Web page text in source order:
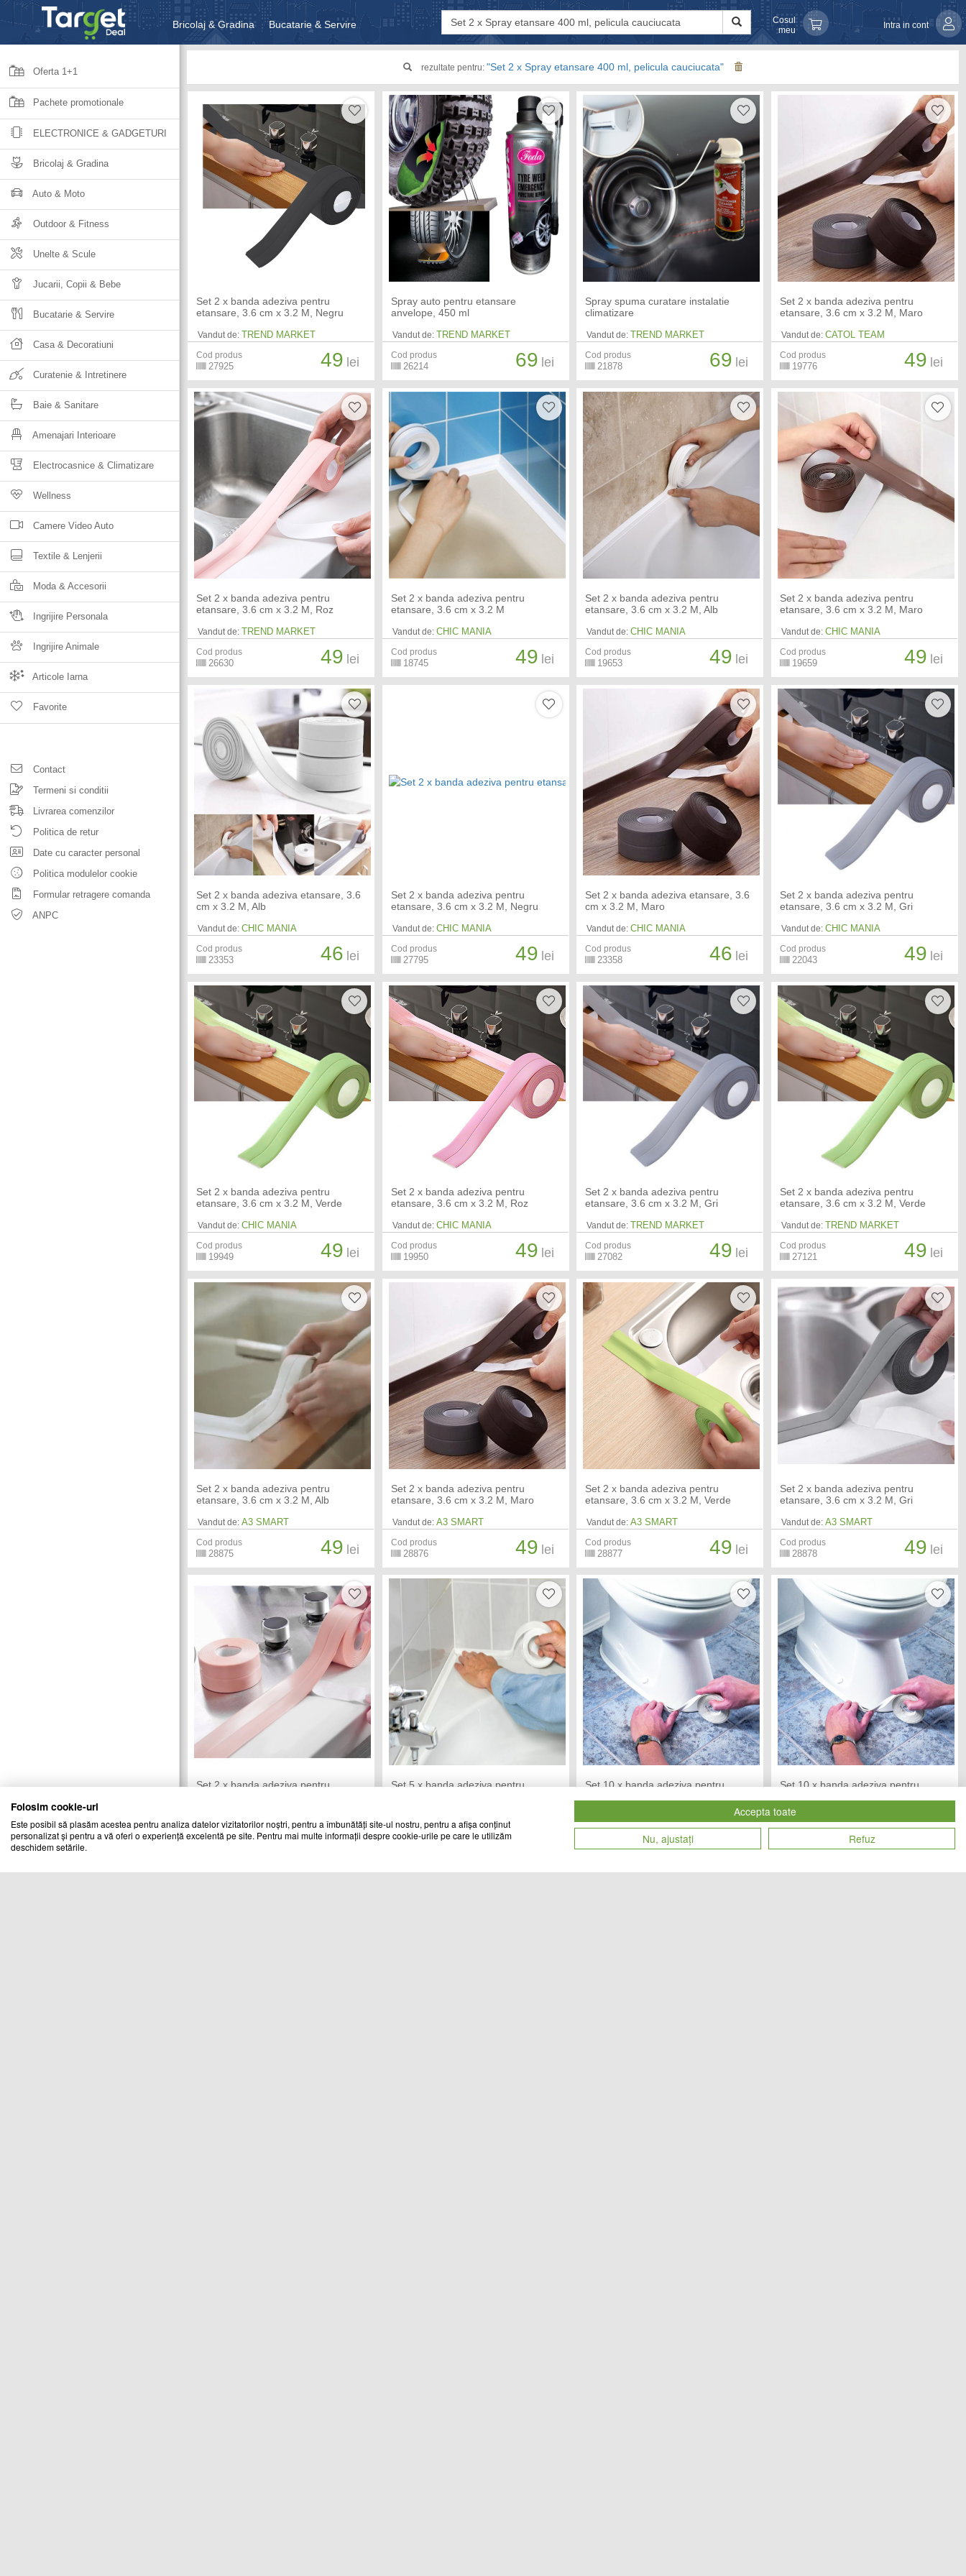
Bricolaj & Gradina Bucatarie & Servire
Unelte & Scule Jucarii, Copii & Bebe
Cosul
meu
Intra in cont
Oferta 1+1
Pachete promotionale
ELECTRONICE & GADGETURI
Bricolaj & Gradina
Auto & Moto
Outdoor & Fitness
Unelte & Scule
Jucarii, Copii & Bebe
Bucatarie & Servire
Casa & Decoratiuni
Curatenie & Intretinere
Baie & Sanitare
Amenajari Interioare
Electrocasnice & Climatizare
Wellness
Camere Video Auto
Textile & Lenjerii
Moda & Accesorii
Ingrijire Personala
Ingrijire Animale
Articole Iarna
Favorite
Contact
Termeni si conditii
Livrarea comenzilor
Politica de retur
Date cu caracter personal
Politica modulelor cookie
Formular retragere comanda
ANPC
rezultate pentru: "Set 2 x Spray etansare 400 ml, pelicula cauciucata"
Set 2 x banda adeziva pentru
etansare, 3.6 cm x 3.2 M, Negru
Vandut de: TREND MARKET
Cod produs
27925 49 lei
Spray auto pentru etansare
anvelope, 450 ml
Vandut de: TREND MARKET
Cod produs
26214 69 lei
Spray spuma curatare instalatie
climatizare
Vandut de: TREND MARKET
Cod produs
21878 69 lei
Set 2 x banda adeziva pentru
etansare, 3.6 cm x 3.2 M, Maro
Vandut de: CATOL TEAM
Cod produs
19776 49 lei
Set 2 x banda adeziva pentru
etansare, 3.6 cm x 3.2 M, Roz
Vandut de: TREND MARKET
Cod produs
26630 49 lei
Set 2 x banda adeziva pentru
etansare, 3.6 cm x 3.2 M
Vandut de: CHIC MANIA
Cod produs
18745 49 lei
Set 2 x banda adeziva pentru
etansare, 3.6 cm x 3.2 M, Alb
Vandut de: CHIC MANIA
Cod produs
19653 49 lei
Set 2 x banda adeziva pentru
etansare, 3.6 cm x 3.2 M, Maro
Vandut de: CHIC MANIA
Cod produs
19659 49 lei
Set 2 x banda adeziva etansare, 3.6
cm x 3.2 M, Alb
Vandut de: CHIC MANIA
Cod produs
23353 46 lei
Set 2 x banda adeziva pentru
etansare, 3.6 cm x 3.2 M, Negru
Vandut de: CHIC MANIA
Cod produs
27795 49 lei
Set 2 x banda adeziva etansare, 3.6
cm x 3.2 M, Maro
Vandut de: CHIC MANIA
Cod produs
23358 46 lei
Set 2 x banda adeziva pentru
etansare, 3.6 cm x 3.2 M, Gri
Vandut de: CHIC MANIA
Cod produs
22043 49 lei
Set 2 x banda adeziva pentru
etansare, 3.6 cm x 3.2 M, Verde
Vandut de: CHIC MANIA
Cod produs
19949 49 lei
Set 2 x banda adeziva pentru
etansare, 3.6 cm x 3.2 M, Roz
Vandut de: CHIC MANIA
Cod produs
19950 49 lei
Set 2 x banda adeziva pentru
etansare, 3.6 cm x 3.2 M, Gri
Vandut de: TREND MARKET
Cod produs
27082 49 lei
Set 2 x banda adeziva pentru
etansare, 3.6 cm x 3.2 M, Verde
Vandut de: TREND MARKET
Cod produs
27121 49 lei
Set 2 x banda adeziva pentru
etansare, 3.6 cm x 3.2 M, Alb
Vandut de: A3 SMART
Cod produs
28875 49 lei
Set 2 x banda adeziva pentru
etansare, 3.6 cm x 3.2 M, Maro
Vandut de: A3 SMART
Cod produs
28876 49 lei
Set 2 x banda adeziva pentru
etansare, 3.6 cm x 3.2 M, Verde
Vandut de: A3 SMART
Cod produs
28877 49 lei
Set 2 x banda adeziva pentru
etansare, 3.6 cm x 3.2 M, Gri
Vandut de: A3 SMART
Cod produs
28878 49 lei
Set 2 x banda adeziva pentru
Cod produs 49 lei
Set 5 x banda adeziva pentru
Cod produs
Set 10 x banda adeziva pentru
20218 109 lei
Set 10 x banda adeziva pentru
Vandut de:
27085 109 lei
Folosim cookie-uri
Este posibil să plasăm acestea pentru analiza datelor vizitatorilor noștri, pentru a îmbunătăți site-ul nostru, pentru a afișa conținut
personalizat și pentru a vă oferi o experiență excelentă pe site. Pentru mai multe informații despre cookie-urile pe care le utilizăm
deschidem setările.
Accepta toate
Nu, ajustați
Refuz